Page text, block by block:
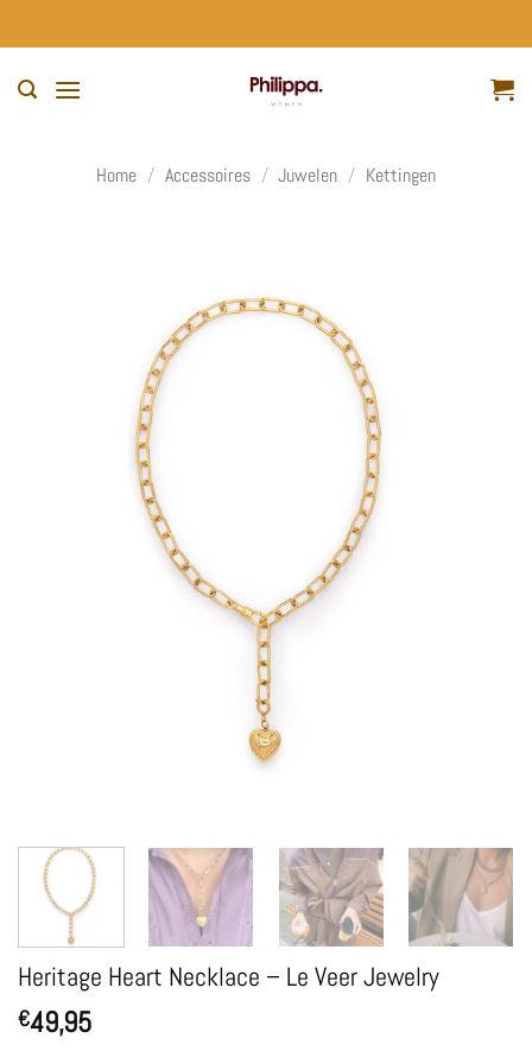
naar
Home / Accessoires / Juwelen / Kettingen
Heritage Heart Necklace – Le Veer Jewelry
€49,95